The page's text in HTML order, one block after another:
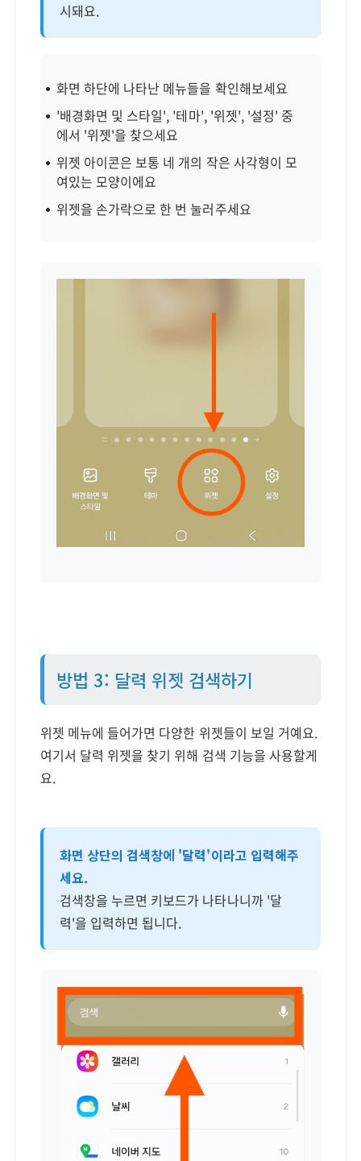
시돼요.
화면 하단에 나타난 메뉴들을 확인해보세요
'배경화면 및 스타일', '테마', '위젯', '설정' 중
에서 '위젯'을 찾으세요
위젯 아이콘은 보통 네 개의 작은 사각형이 모
여있는 모양이에요
위젯을 손가락으로 한 번 눌러주세요
방법 3: 달력 위젯 검색하기
위젯 메뉴에 들어가면 다양한 위젯들이 보일 거예요.
여기서 달력 위젯을 찾기 위해 검색 기능을 사용할게
요.
화면 상단의 검색창에 '달력'이라고 입력해주
세요.
검색창을 누르면 키보드가 나타나니까 '달
력'을 입력하면 됩니다.